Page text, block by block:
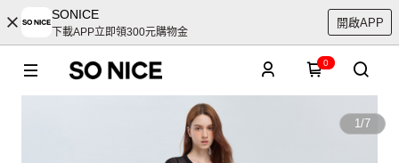
SONICE
下載APP立即領300元購物金
開啟APP
0
1/7